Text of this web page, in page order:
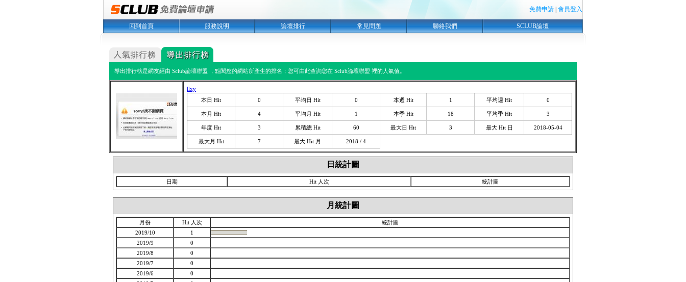
免費申請 會員登入
回到首頁 服務說明 論壇排行 常見問題 聯絡我們 SCLUB論壇
導出排行榜是網友經由 Sclub論壇聯盟 ，點閱您的網站所產生的排名；您可由此查詢您在 Sclub論壇聯盟 裡的人氣值。
llxy
本日 Hit
0 平均日 Hit 0 本週 Hit 1 平均週 Hit 0
本月 Hit 4 平均月 Hit 1 本季 Hit 18 平均季 Hit 3
年度 Hit 3 累積總 Hit 60 最大日 Hit 3 最大 Hit 日 2018-05-04
最大月 Hit 7 最大 Hit 月 2018 / 4
日統計圖
日期 Hit 人次 統計圖
月統計圖
月份 Hit 人次
統計圖
2019/10
1
2019/9
0
2019/8
0
2019/7
0
2019/6
0